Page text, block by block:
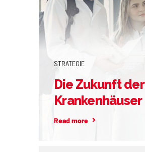
STRATEGIE
Die Zukunft der
Read more